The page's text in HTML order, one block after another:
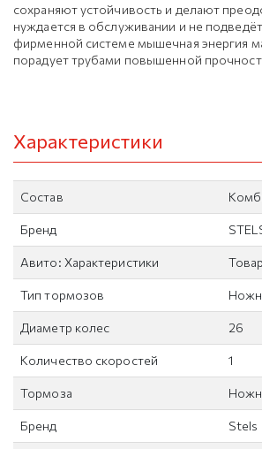
сохраняют устойчивость и делают
нуждается в обслуживании и не
фирменной системе мышечная энергия
порадует трубами повышенной
Характеристики
Состав
Бренд
Авито: Характеристики
Тип тормозов
Диаметр колес 26
Количество скоростей 1
Тормоза
Бренд Stels